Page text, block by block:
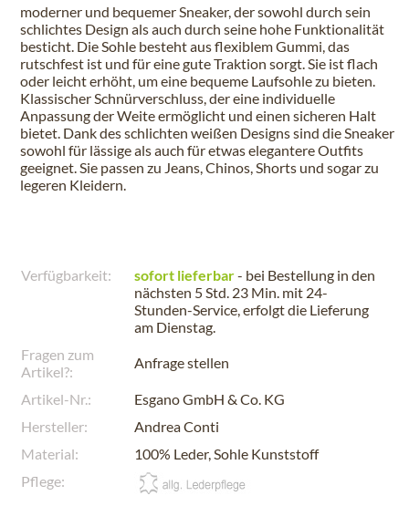
moderner und bequemer Sneaker, der sowohl durch sein
schlichtes Design als auch durch seine hohe Funktionalität
besticht. Die Sohle besteht aus flexiblem Gummi, das
rutschfest ist und für eine gute Traktion sorgt. Sie ist flach
oder leicht erhöht, um eine bequeme Laufsohle zu bieten.
Klassischer Schnürverschluss, der eine individuelle
Anpassung der Weite ermöglicht und einen sicheren Halt
bietet. Dank des schlichten weißen Designs sind die Sneaker
sowohl für lässige als auch für etwas elegantere Outfits
geeignet. Sie passen zu Jeans, Chinos, Shorts und sogar zu
legeren Kleidern.
Verfügbarkeit: sofort lieferbar- bei Bestellung in den
nächsten 5 Std. 23 Min. mit 24-
Stunden-Service, erfolgt die Lieferung
am Dienstag.
Fragen zum
Artikel?:
Anfrage stellen
Artikel-Nr.:
Esgano GmbH & Co. KG
Hersteller:
Andrea Conti
Material:
100% Leder, Sohle Kunststoff
Pflege: